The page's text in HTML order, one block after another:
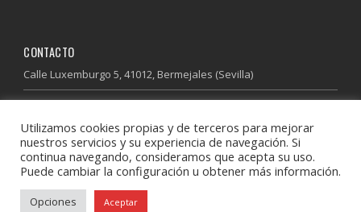
CONTACTO
Calle Luxemburgo 5, 41012, Bermejales (Sevilla)
600 41 13 41
info@freedomfitness.es
Descubre donde estamos
Utilizamos cookies propias y de terceros para mejorar
nuestros servicios y su experiencia de navegación. Si
continua navegando, consideramos que acepta su uso.
Puede cambiar la configuración u obtener más información.
Opciones Aceptar